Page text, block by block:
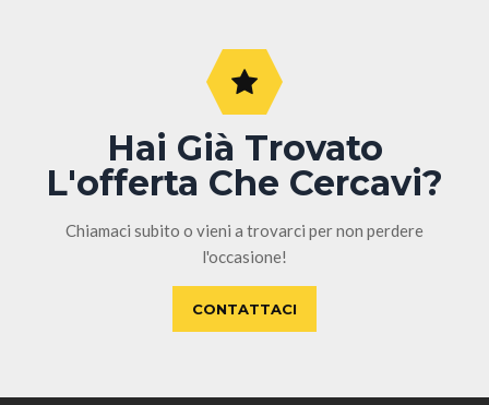
Hai Già Trovato
L'offerta Che Cercavi?
Chiamaci subito o vieni a trovarci per non perdere
l'occasione!
CONTATTACI